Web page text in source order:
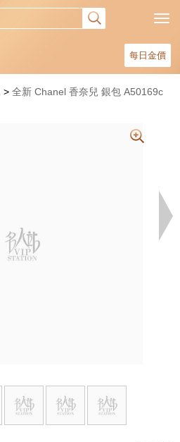
每日金價
全新 Chanel 香奈兒 銀包 A50169c